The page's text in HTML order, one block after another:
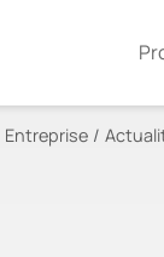
Entreprise